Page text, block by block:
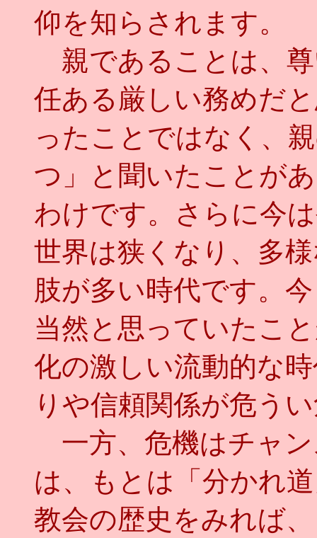
仰を知らされます。
親であることは、
任ある厳しい務めだ
ったことではなく、
つ」と聞いたことが
わけです。さらに今
世界は狭くなり、多
肢が多い時代です。
当然と思っていたこ
化の激しい流動的な
りや信頼関係が危う
一方、危機はチャ
は、もとは「分かれ
教会の歴史をみれば